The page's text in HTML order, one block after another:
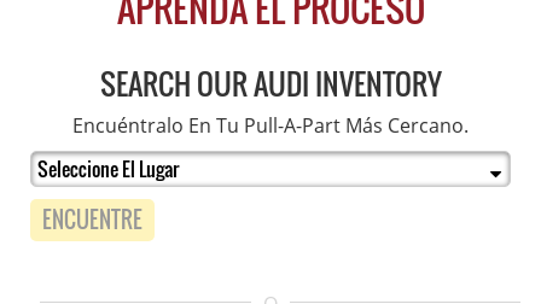
SEARCH OUR AUDI INVENTORY
Encuéntralo En Tu Pull-A-Part Más Cercano.
ENCUENTRE